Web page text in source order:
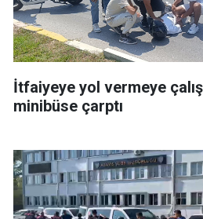
İtfaiyeye yol vermeye
minibüse çarptı